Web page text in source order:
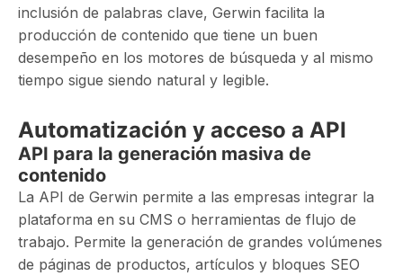
inclusión de palabras clave, Gerwin facilita la
producción de contenido que tiene un buen
desempeño en los motores de búsqueda y al mismo
tiempo sigue siendo natural y legible.
Automatización y acceso a API
API para la generación masiva de
contenido
La API de Gerwin permite a las empresas integrar la
plataforma en su CMS o herramientas de flujo de
trabajo. Permite la generación de grandes volúmenes
de páginas de productos, artículos y bloques SEO